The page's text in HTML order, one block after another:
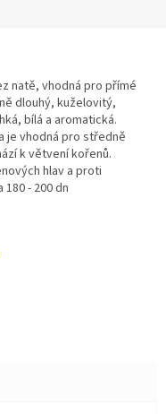
natě, vhodná pro přímé
dlouhý, kuželovitý,
bílá a aromatická.
je vhodná pro středně
k větvení kořenů.
hlav a proti
- 200 dn